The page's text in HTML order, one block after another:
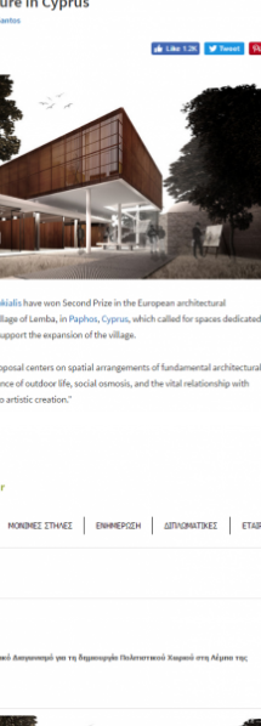
Archdaily
Inherent Simplisity